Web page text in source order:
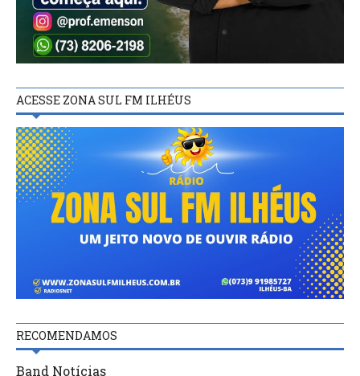
ACESSE ZONA SUL FM ILHÉUS
RECOMENDAMOS
Band Notícias